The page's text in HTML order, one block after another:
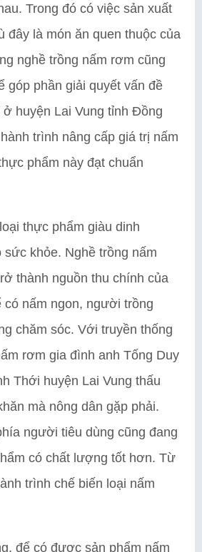
Trong đó có việc sản xuất
đây là món ăn quen thuộc của
nghề trồng nấm rơm cũng
góp phần giải quyết vấn đề
huyện Lai Vung tỉnh Đồng
trình nâng cấp giá trị nấm
phẩm này đạt chuẩn
thực phẩm giàu dinh
khỏe. Nghề trồng nấm
thành nguồn thu chính của
có nấm ngon, người trồng
chăm sóc. Với truyền thống
rơm gia đình anh Tống Duy
Thới huyện Lai Vung thấu
mà nông dân gặp phải.
người tiêu dùng cũng đang
có chất lượng tốt hơn. Từ
trình chế biến loại nấm
để có được sản phẩm nấm